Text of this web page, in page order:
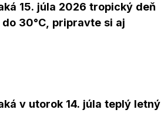
15. júla 2026 tropický deň
30°C, pripravte si aj
v utorok 14. júla teplý letný